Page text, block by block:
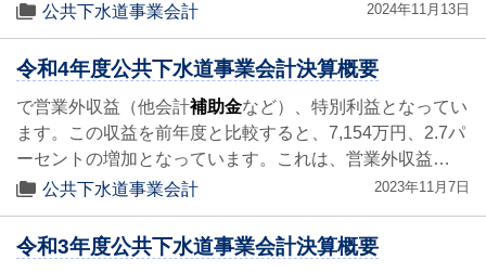
公共下水道事業会計
2024年11月13日
令和4年度公共下水道事業会計決算概要
で営業外収益（他会計補助金など）、特別利益となってい
ます。この収益を前年度と比較すると、7,154万円、2.7パ
ーセントの増加となっています。これは、営業外収益…
公共下水道事業会計
2023年11月7日
令和3年度公共下水道事業会計決算概要